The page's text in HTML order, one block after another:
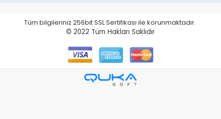
Tüm bilgileriniz 256bit SSL Sertifikası ile korunmaktadır.
© 2022 Tüm Hakları Saklıdır